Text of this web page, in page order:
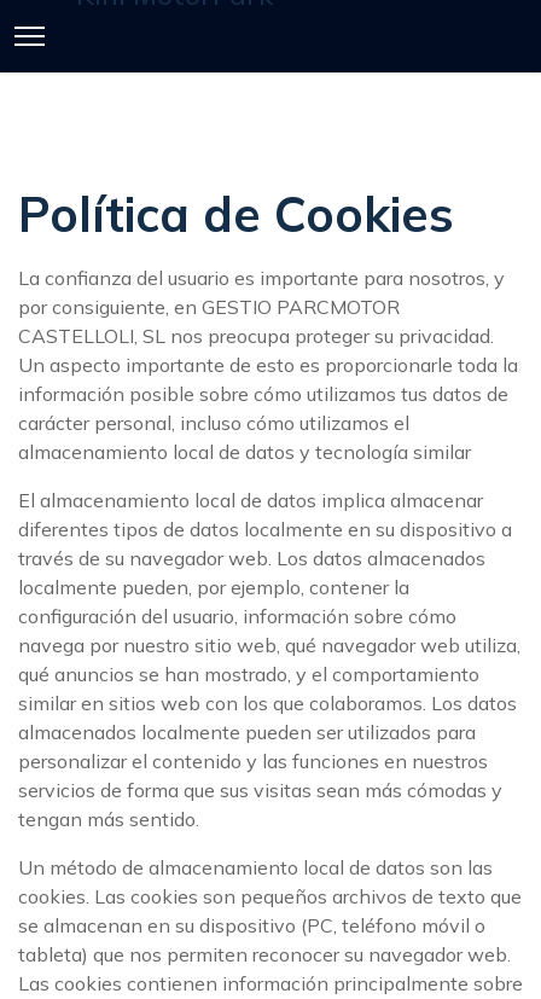
Política de Cookies
La confianza del usuario es importante para nosotros, y
por consiguiente, en GESTIO PARCMOTOR
CASTELLOLI, SL nos preocupa proteger su privacidad.
Un aspecto importante de esto es proporcionarle toda la
información posible sobre cómo utilizamos tus datos de
carácter personal, incluso cómo utilizamos el
almacenamiento local de datos y tecnología similar
El almacenamiento local de datos implica almacenar
diferentes tipos de datos localmente en su dispositivo a
través de su navegador web. Los datos almacenados
localmente pueden, por ejemplo, contener la
configuración del usuario, información sobre cómo
navega por nuestro sitio web, qué navegador web utiliza,
qué anuncios se han mostrado, y el comportamiento
similar en sitios web con los que colaboramos. Los datos
almacenados localmente pueden ser utilizados para
personalizar el contenido y las funciones en nuestros
servicios de forma que sus visitas sean más cómodas y
tengan más sentido.
Un método de almacenamiento local de datos son las
cookies. Las cookies son pequeños archivos de texto que
se almacenan en su dispositivo (PC, teléfono móvil o
tableta) que nos permiten reconocer su navegador web.
Las cookies contienen información principalmente sobre